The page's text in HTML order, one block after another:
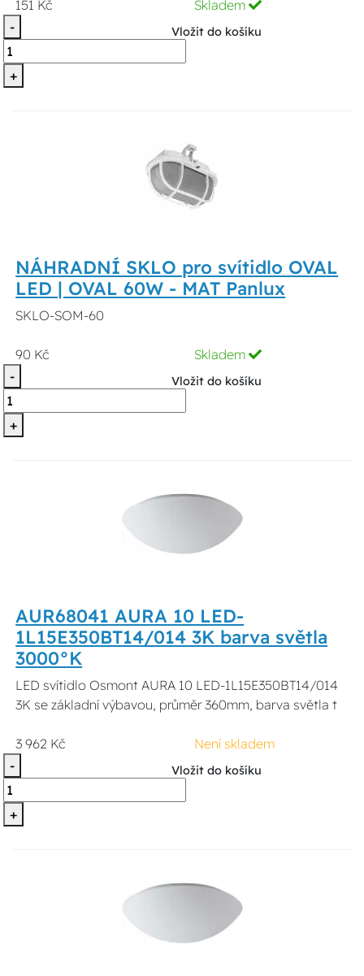
151 Kč
Skladem
-
+
Vložit do košíku
NÁHRADNÍ SKLO pro svítidlo OVAL
LED | OVAL 60W - MAT Panlux
SKLO-SOM-60
90 Kč
Skladem
-
+
Vložit do košíku
AUR68041 AURA 10 LED-
1L15E350BT14/014 3K barva světla
3000°K
LED svítidlo Osmont AURA 10 LED-1L15E350BT14/014
3K se základní výbavou, průměr 360mm, barva světla t
3 962 Kč
Není skladem
-
+
Vložit do košíku